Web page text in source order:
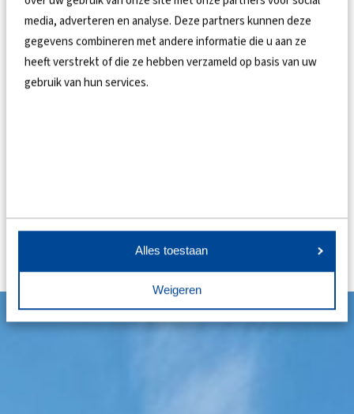
media, adverteren en analyse. Deze partners kunnen deze
gegevens combineren met andere informatie die u aan ze
heeft verstrekt of die ze hebben verzameld op basis van uw
gebruik van hun services.
Alles toestaan
Weigeren
producten. Op deze manier kunnen wij de kwaliteit
tot aan het afleverproces waarborgen en
klantgerichte dienstverlening leveren." De
Leidinggroothandel Hoogezand maakt een dagdeel
aan de specialisten, zoals Koopman TransMission."